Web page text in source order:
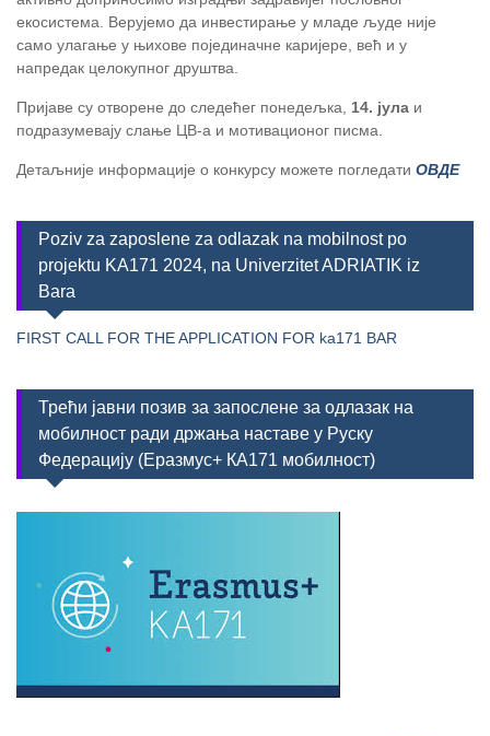
екосистема. Верујемо да инвестирање у младе људе није
само улагање у њихове појединачне каријере, већ и у
напредак целокупног друштва.
Пријаве су отворене до следећег понедељка, 14. јула и
подразумевају слање ЦВ-а и мотивационог писма.
Детаљније информације о конкурсу можете погледати ОВДЕ
Poziv za zaposlene za odlazak na mobilnost po
projektu KA171 2024, na Univerzitet ADRIATIK iz
Bara
FIRST CALL FOR THE APPLICATION FOR ka171 BAR
Трећи јавни позив за запослене за одлазак на
мобилност ради држања наставе у Руску
Федерацију (Еразмус+ КА171 мобилност)